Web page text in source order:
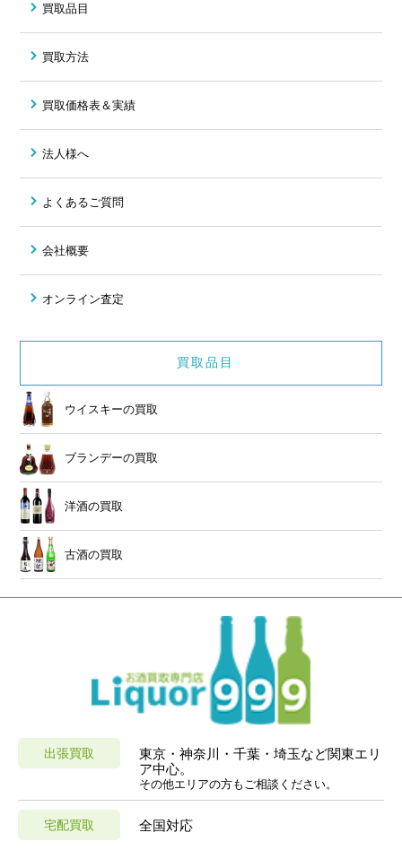
買取品目
買取方法
買取価格表＆実績
法人様へ
よくあるご質問
会社概要
オンライン査定
買取品目
ウイスキーの買取
ブランデーの買取
洋酒の買取
古酒の買取
出張買取
東京・神奈川・千葉・埼玉など関東エリ
ア中心。
その他エリアの方もご相談ください。
宅配買取 全国対応